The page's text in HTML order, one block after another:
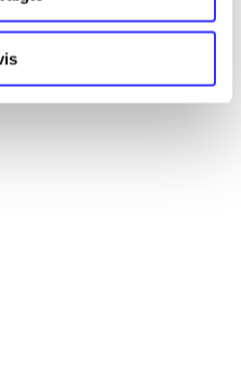
på udgivelser